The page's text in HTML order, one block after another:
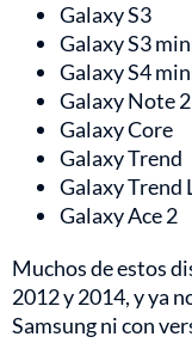
Galaxy S3
Galaxy S3
Galaxy S4
Galaxy Note 2
Galaxy Core
Galaxy Trend
Galaxy Trend
Galaxy Ace 2
Muchos de estos
2012 y 2014, y ya
Samsung ni con